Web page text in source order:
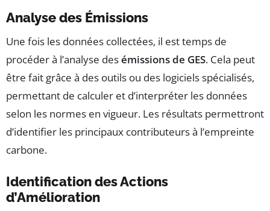
Analyse des Émissions
Une fois les données collectées, il est temps de
procéder à l’analyse desémissions de GES. Cela peut
être fait grâce à des outils ou des logiciels spécialisés,
permettant de calculer et d’interpréter les données
selon les normes en vigueur. Les résultats permettront
d’identifier les principaux contributeurs à l’empreinte
carbone.
Identification des Actions
d’Amélioration